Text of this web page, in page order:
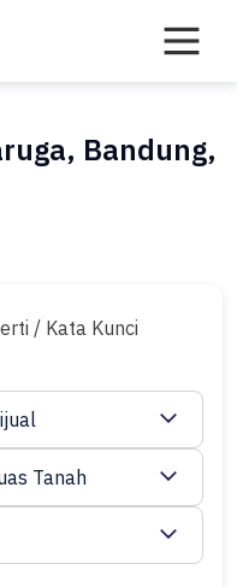
Bandung,
/ Kata Kunci
Tanah